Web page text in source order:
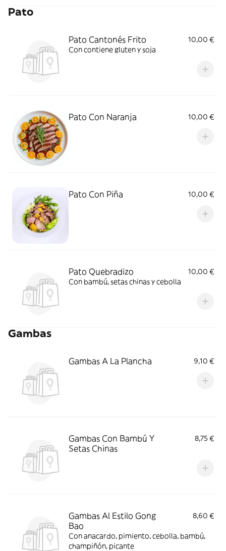
Pato
Pato Cantonés Frito
10,00 €
Con contiene gluten y soja
Pato Con Naranja 10,00 €
Pato Con Piña 10,00 €
Pato Quebradizo
10,00 €
Con bambú, setas chinas y cebolla
Gambas
Gambas A La Plancha 9,10 €
Gambas Con Bambú Y
Setas Chinas
8,75 €
Gambas Al Estilo Gong
Bao
8,60 €
Con anacardo, pimiento, cebolla, bambú,
champiñón, picante